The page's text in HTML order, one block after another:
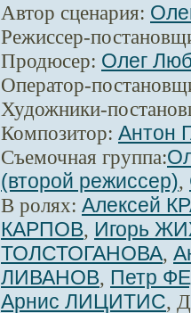
Автор сценария:
Режиссер-
Продюсер: Олег
Оператор-
Художники-
Композитор: Антон
Съемочная группа:
(второй режиссер),
В ролях: Алексей
КАРПОВ, Игорь
ТОЛСТОГАНОВА,
ЛИВАНОВ, Петр
Арнис ЛИЦИТИС,